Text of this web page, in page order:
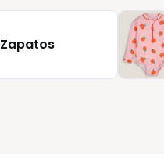
Zapatos